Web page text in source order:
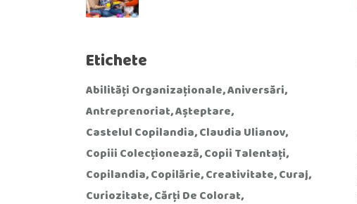
Etichete
Abilități Organizaționale Aniversări
Antreprenoriat Așteptare
Castelul Copilandia Claudia Ulianov
Copiii Colecționează Copii Talentați
Copilandia Copilărie Creativitate Curaj
Curiozitate Cărți De Colorat